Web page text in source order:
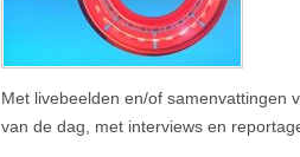
Met livebeelden en/of samenvattingen
van de dag, met interviews en